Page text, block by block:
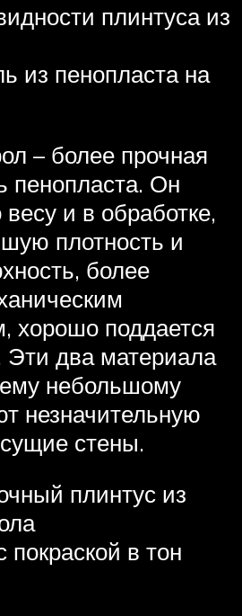
плинтуса из
из пенопласта на
– более прочная
пенопласта. Он
весу и в обработке,
плотность и
более
хорошо поддается
два материала
небольшому
незначительную
стены.
плинтус из
покраской в тон